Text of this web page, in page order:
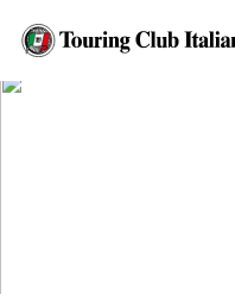
HOME
VIGNA CIAMPA MATTEIS